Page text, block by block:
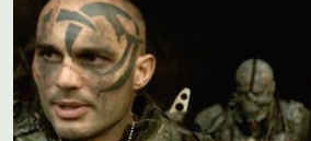
Le prochain épisode de The 100 qui sera diffusé
mercredi 3 mai promet déjà